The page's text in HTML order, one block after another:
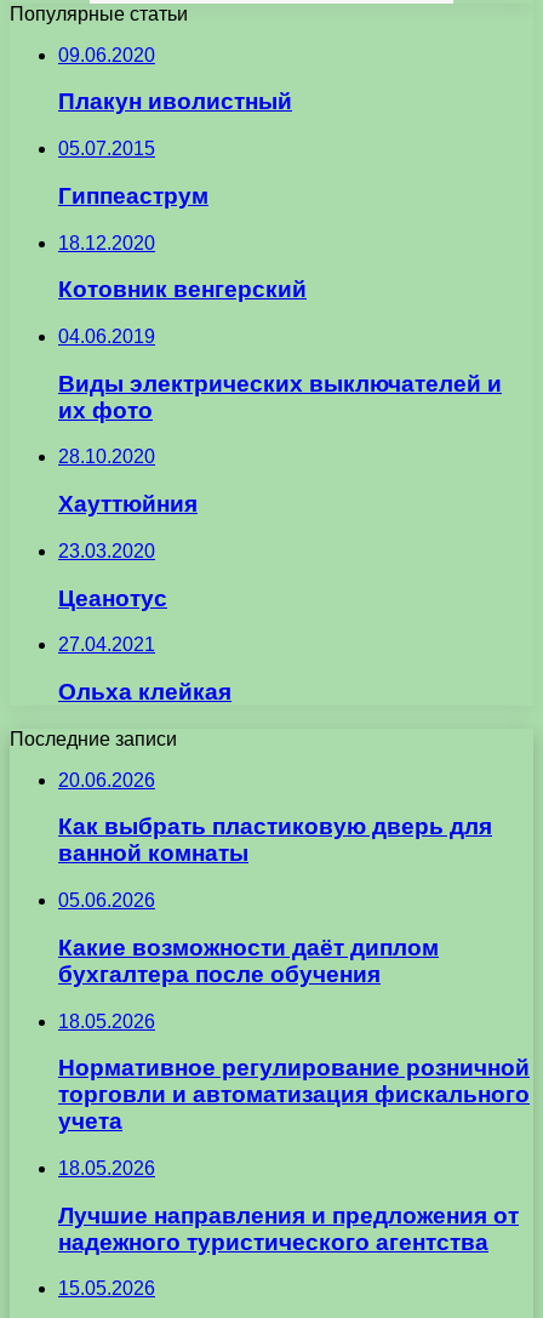
Популярные статьи
09.06.2020
Плакун иволистный
05.07.2015
Гиппеаструм
18.12.2020
Котовник венгерский
04.06.2019
Виды электрических выключателей и
их фото
28.10.2020
Хауттюйния
23.03.2020
Цеанотус
27.04.2021
Ольха клейкая
Последние записи
20.06.2026
Как выбрать пластиковую дверь для
ванной комнаты
05.06.2026
Какие возможности даёт диплом
бухгалтера после обучения
18.05.2026
Нормативное регулирование розничной
торговли и автоматизация фискального
учета
18.05.2026
Лучшие направления и предложения от
надежного туристического агентства
15.05.2026